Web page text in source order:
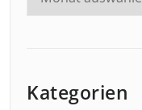
Kategorien